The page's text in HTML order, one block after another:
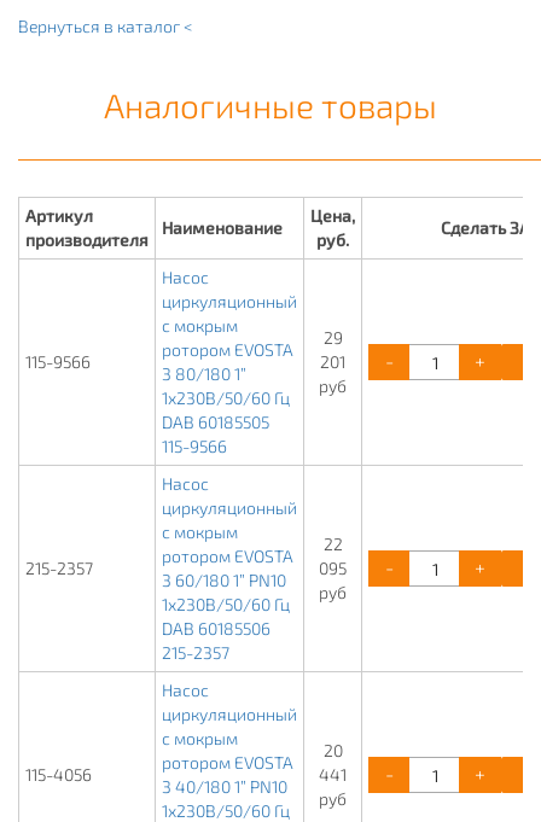
Вернуться в каталог <
Аналогичные товары
Артикул
производителя
Наименование
Цена,
руб.
Сделать
115-9566
Насос
циркуляционный
с мокрым
ротором EVOSTA
3 80/180 1”
1х230В/50/60 Гц
DAB 60185505
115-9566
29
201
руб
- +
215-2357
Насос
циркуляционный
с мокрым
ротором EVOSTA
3 60/180 1” PN10
1х230В/50/60 Гц
DAB 60185506
215-2357
22
095
руб
- +
115-4056
Насос
циркуляционный
с мокрым
ротором EVOSTA
3 40/180 1” PN10
1х230В/50/60 Гц
20
441
руб
- +